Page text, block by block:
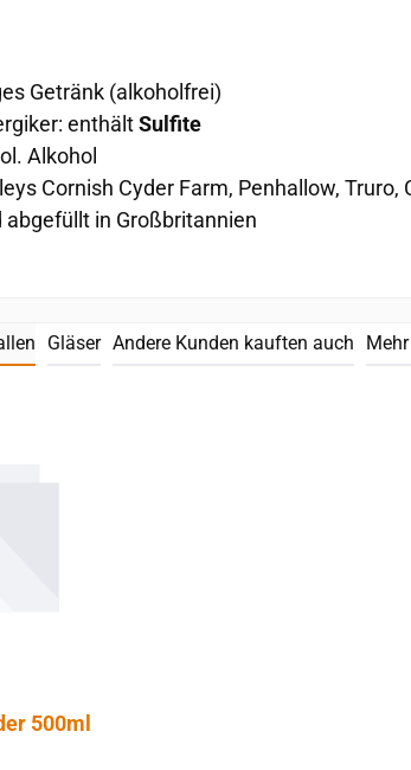
Getränk (alkoholfrei)
enthältSulfite
Alkohol
Cornish Cyder Farm, Penhallow, Truro,
in Großbritannien
Gläser Andere Kunden kauften auch
500ml